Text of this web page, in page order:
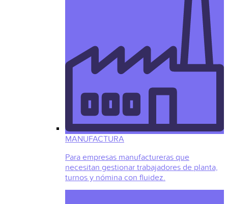
MANUFACTURA
Para empresas manufactureras que
necesitan gestionar trabajadores de planta,
turnos y nómina con fluidez.